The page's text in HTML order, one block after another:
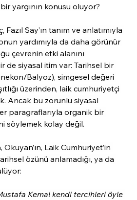
yargının konusu oluyor?
Say’ın tanım ve anlatımıyla
yardımıyla da daha görünür
çevrenin etki alanını
de siyasal itim var: Tarihsel bir
Balyoz), simgesel değeri
üzerinden, laik cumhuriyetçi
Ancak bu zorunlu siyasal
paragraflarıyla organik bir
söylemek kolay değil.
Laik Cumhuriyet’in
özünü anlamadığı, ya da
Kemal kendi tercihleri öyle